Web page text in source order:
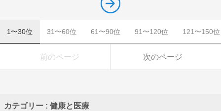
1〜30位 31〜60位 61〜90位 91〜120位 121〜150位
前のページ 次のページ
カテゴリー : 健康と医療